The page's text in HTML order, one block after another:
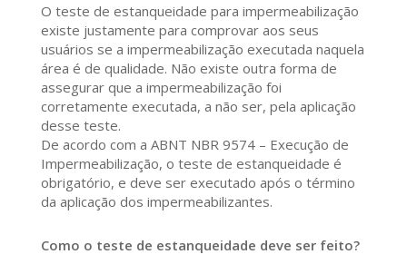
O teste de estanqueidade para impermeabilização
existe justamente para comprovar aos seus
usuários se a impermeabilização executada naquela
área é de qualidade. Não existe outra forma de
assegurar que a impermeabilização foi
corretamente executada, a não ser, pela aplicação
desse teste.
De acordo com a ABNT NBR 9574 – Execução de
Impermeabilização, o teste de estanqueidade é
obrigatório, e deve ser executado após o término
da aplicação dos impermeabilizantes.
Como o teste de estanqueidade deve ser feito?